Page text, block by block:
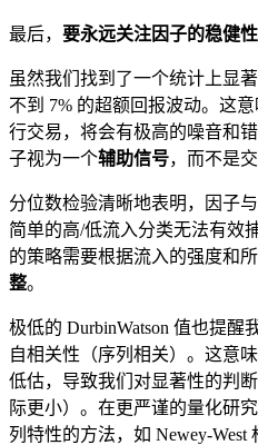
最后， 要永远关注因子的稳健
虽然我们找到了一个统计上显
不到 7% 的超额回报波动。这
行交易，将会有极高的噪音和
子视为一个辅助信号，而不是
分位数检验清晰地表明，因子
简单的高/低流入分类无法有效
的策略需要根据流入的强度和
整。
极低的 DurbinWatson 值也提醒
自相关性（序列相关）。这意
低估，导致我们对显著性的判
际更小）。在更严谨的量化研
列特性的方法，如 Newey-